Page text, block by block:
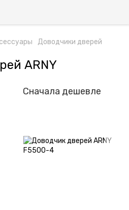
Доводчики дверей
ARNY
Сначала дешевле